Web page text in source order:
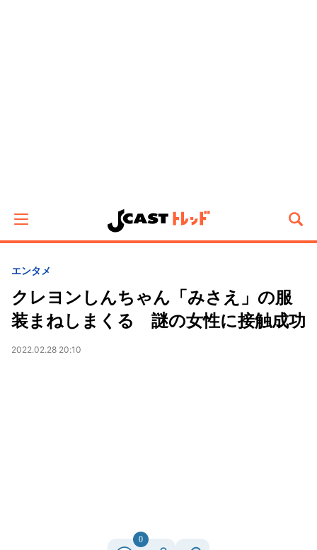
エンタメ
クレヨンしんちゃん「みさえ」の服
装まねしまくる 謎の女性に接触成功
2022.02.28 20:10
0